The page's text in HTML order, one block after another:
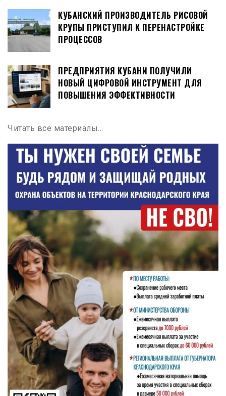
КУБАНСКИЙ ПРОИЗВОДИТЕЛЬ РИСОВОЙ
КРУПЫ ПРИСТУПИЛ К ПЕРЕНАСТРОЙКЕ
ПРОЦЕССОВ
ПРЕДПРИЯТИЯ КУБАНИ ПОЛУЧИЛИ
НОВЫЙ ЦИФРОВОЙ ИНСТРУМЕНТ ДЛЯ
ПОВЫШЕНИЯ ЭФФЕКТИВНОСТИ
Читать все материалы…